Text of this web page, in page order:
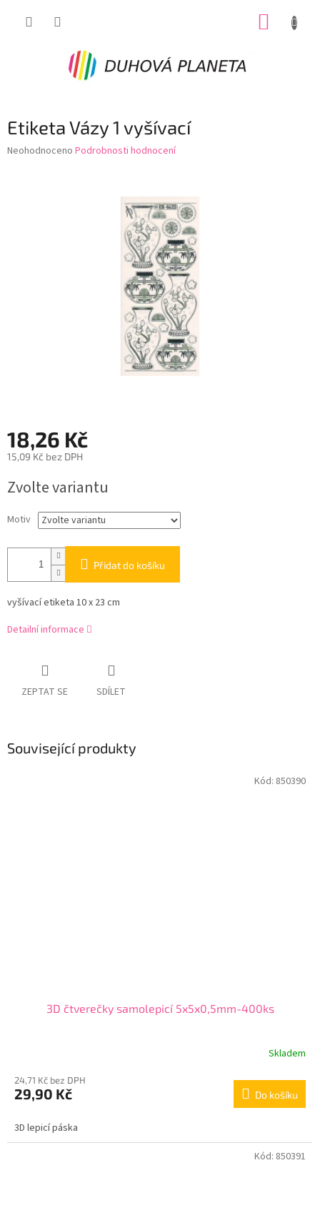
Etiketa Vázy 1 vyšívací
Průměrné
Neohodnoceno Podrobnosti hodnocení
18,26 Kč
15,09 Kč bez DPH
cena:
Zvolte variantu
Motiv
Přidat do košíku
vyšívací etiketa 10 x 23 cm
Detailní informace
ZEPTAT SE SDÍLET
Související produkty
3D čtverečky samolepicí 5x5x0,5mm-400ks
Skladem
24,71 Kč bez DPH
29,90 Kč Do košíku
3D lepicí páska
Kód: 850390
Kód: 850391